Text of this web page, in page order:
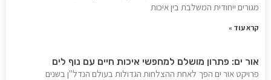
מגורים ייחודית המשלבת בין איכות
קרא עוד »
אור ים: פתרון מושלם למחפשי איכות חיים עם נוף לים
פרויקט אור ים הפך לאחת ההצלחות הגדולות בעולם הנדל"ן בשנים